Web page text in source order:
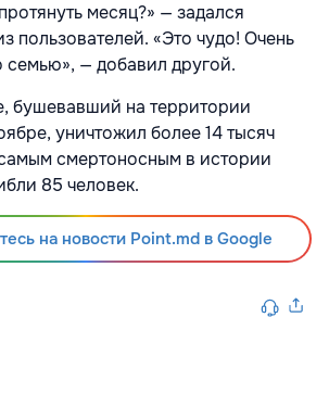
месяц?» — задался
пользователей. «Это чудо! Очень
семью», — добавил другой.
бушевавший на территории
уничтожил более 14 тысяч
смертоносным в истории
85 человек.
на новости Point.md в Google